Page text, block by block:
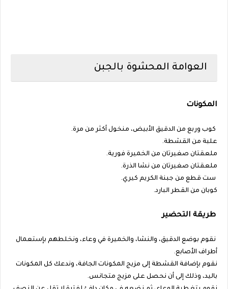
العوامة المحشوة بالجبن
المكونات
كوب وربع من الدقيق الأبيض، منخول أكثر من مرة.
علبة من القشطة.
ملعقتان صغيرتان من الخميرة فورية.
ملعقتان صغيرتان من نشا الذرة.
ست قطع من جبنة الكريم كيري.
كوبان من القطر البارد.
طريقة التحضير
نقوم بوضع الدقيق، والنشا، والخميرة في وعاء، ونخلطهم بإستعمال
أطراف الأصابع.
نقوم بإضافة القشطة إلى مزيج المكونات الجافة، وندعك كل المكونات
باليد، وذلك إلى أن نحصل على مزيج متجانس.